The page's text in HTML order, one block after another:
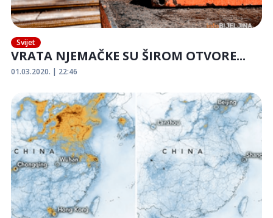
Svijet
VRATA NJEMAČKE SU ŠIROM OTVORE...
01.03.2020. | 22:46